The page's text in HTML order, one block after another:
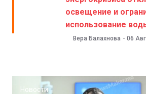
освещение и
использование
Вера Балахнова - 06
Новости